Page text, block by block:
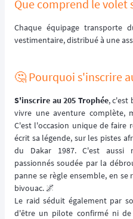
Que comprend le volet
Chaque équipage transporte
vestimentaire, distribué à une
🤔 Pourquoi s'inscrire
S'inscrire au 205 Trophée, c'est
vivre une aventure complète,
C'est l'occasion unique de faire
écrit sa légende, sur les pistes
du Dakar 1987. C'est aussi
passionnés soudée par la
panne se règle ensemble, en
bivouac. 🌌
Le raid séduit également par
d'être un pilote confirmé ni